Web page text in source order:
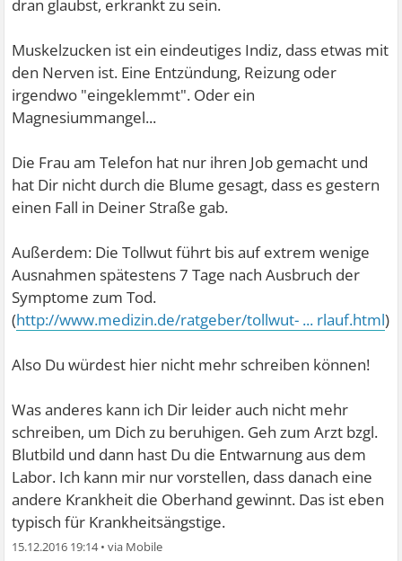
dran glaubst, erkrankt zu sein.
Muskelzucken ist ein eindeutiges Indiz, dass etwas mit
den Nerven ist. Eine Entzündung, Reizung oder
irgendwo "eingeklemmt". Oder ein
Magnesiummangel...
Die Frau am Telefon hat nur ihren Job gemacht und
hat Dir nicht durch die Blume gesagt, dass es gestern
einen Fall in Deiner Straße gab.
Außerdem: Die Tollwut führt bis auf extrem wenige
Ausnahmen spätestens 7 Tage nach Ausbruch der
Symptome zum Tod.
(http://www.medizin.de/ratgeber/tollwut- ... rlauf.html)
Also Du würdest hier nicht mehr schreiben können!
Was anderes kann ich Dir leider auch nicht mehr
schreiben, um Dich zu beruhigen. Geh zum Arzt bzgl.
Blutbild und dann hast Du die Entwarnung aus dem
Labor. Ich kann mir nur vorstellen, dass danach eine
andere Krankheit die Oberhand gewinnt. Das ist eben
typisch für Krankheitsängstige.
15.12.2016 19:14•